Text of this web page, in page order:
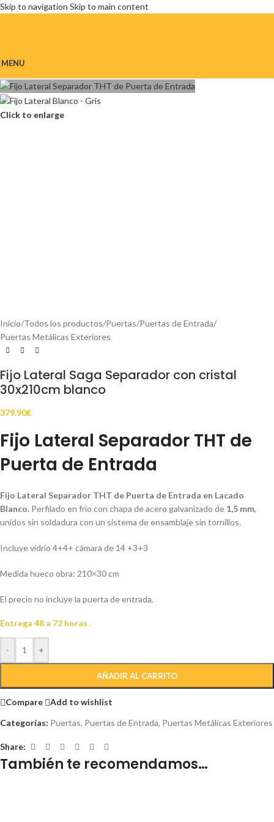
Skip to navigation Skip to main content
MENU
Click to enlarge
Inicio/Todos los productos/Puertas/Puertas de Entrada/
Puertas Metálicas Exteriores
Fijo Lateral Saga Separador con cristal
30x210cm blanco
379.90€
Fijo Lateral Separador THT de
Puerta de Entrada
Fijo Lateral Separador THT de Puerta de Entrada en Lacado
Blanco. Perfilado en frío con chapa de acero galvanizado de 1,5 mm,
unidos sin soldadura con un sistema de ensamblaje sin tornillos.
Incluye vidrio 4+4+ cámara de 14 +3+3
Medida hueco obra: 210×30 cm
El precio no incluye la puerta de entrada.
Entrega 48 a 72 horas .
- +
AÑADIR AL CARRITO
Compare
Add to wishlist
Categorías: Puertas, Puertas de Entrada, Puertas Metálicas Exteriores
Share:
También te recomendamos…